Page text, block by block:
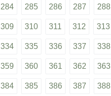
284 285 286 287 288
309 310 311 312 313
334 335 336 337 338
359 360 361 362 363
384 385 386 387 388